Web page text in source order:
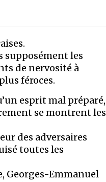
les
de nervosité à
féroces.
esprit mal préparé,
se montrent les
des adversaires
toutes les
Georges-Emmanuel